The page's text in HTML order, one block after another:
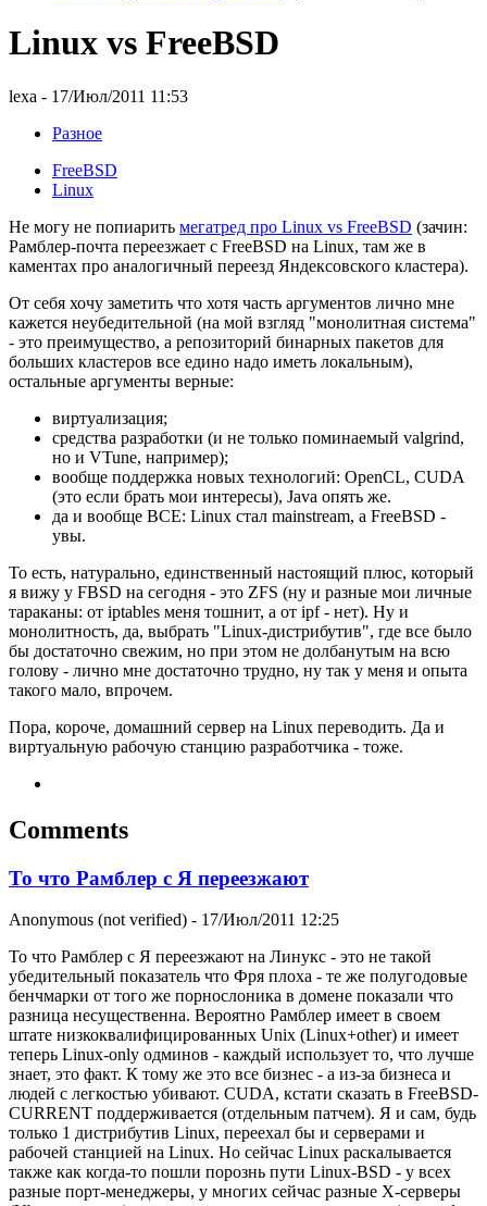
Linux vs FreeBSD
lexa - 17/Июл/2011 11:53
Разное
FreeBSD
Linux
Не могу не попиарить мегатред про Linux vs FreeBSD (зачин:
Рамблер-почта переезжает с FreeBSD на Linux, там же в
каментах про аналогичный переезд Яндексовского кластера).
От себя хочу заметить что хотя часть аргументов лично мне
кажется неубедительной (на мой взгляд "монолитная система"
- это преимущество, а репозиторий бинарных пакетов для
больших кластеров все едино надо иметь локальным),
остальные аргументы верные:
виртуализация;
средства разработки (и не только поминаемый valgrind,
но и VTune, например);
вообще поддержка новых технологий: OpenCL, CUDA
(это если брать мои интересы), Java опять же.
да и вообще ВСЕ: Linux стал mainstream, а FreeBSD -
увы.
То есть, натурально, единственный настоящий плюс, который
я вижу у FBSD на сегодня - это ZFS (ну и разные мои личные
тараканы: от iptables меня тошнит, а от ipf - нет). Ну и
монолитность, да, выбрать "Linux-дистрибутив", где все было
бы достаточно свежим, но при этом не долбанутым на всю
голову - лично мне достаточно трудно, ну так у меня и опыта
такого мало, впрочем.
Пора, короче, домашний сервер на Linux переводить. Да и
виртуальную рабочую станцию разработчика - тоже.
Comments
То что Рамблер с Я переезжают
Anonymous (not verified) - 17/Июл/2011 12:25
То что Рамблер с Я переезжают на Линукс - это не такой
убедительный показатель что Фря плоха - те же полугодовые
бенчмарки от того же порнослоника в домене показали что
разница несущественна. Вероятно Рамблер имеет в своем
штате низкоквалифицированных Unix (Linux+other) и имеет
теперь Linux-only одминов - каждый использует то, что лучше
знает, это факт. К тому же это все бизнес - а из-за бизнеса и
людей с легкостью убивают. CUDA, кстати сказать в FreeBSD-
CURRENT поддерживается (отдельным патчем). Я и сам, будь
только 1 дистрибутив Linux, переехал бы и серверами и
рабочей станцией на Linux. Но сейчас Linux раскалывается
также как когда-то пошли порознь пути Linux-BSD - у всех
разные порт-менеджеры, у многих сейчас разные X-серверы